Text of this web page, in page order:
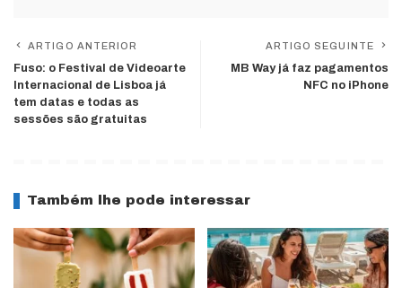
ARTIGO ANTERIOR
Fuso: o Festival de Videoarte
Internacional de Lisboa já
tem datas e todas as
sessões são gratuitas
ARTIGO SEGUINTE
MB Way já faz pagamentos
NFC no iPhone
Também lhe pode interessar